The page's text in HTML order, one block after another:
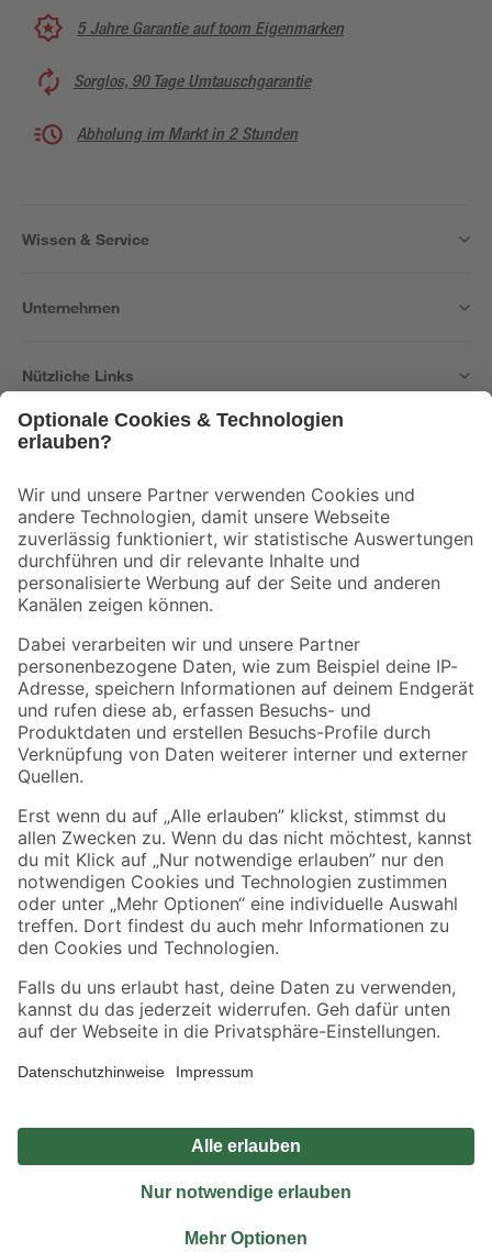
5 Jahre Garantie auf toom Eigenmarken
Sorglos, 90 Tage Umtauschgarantie
Abholung im Markt in 2 Stunden
Wissen & Service
Unternehmen
Nützliche Links
Der toom Newsletter: Keine Angebote und Aktionen mehr verpassen!
Zur Newsletter Anmeldung
Folge uns
Zahlungsarten Versandarten
Sicher einkaufen
Jetzt die toom-App herunterladen
Alle Preisangaben in EUR inkl. gesetzl. MwSt.. Die dargestellten Angebote sind unter
Umständen nicht in allen Märkten verfügbar. Die angegebenen Verfügbarkeiten beziehen
Produkte nur solange der Vorrat reicht.
*Paketversand ab 59 € versandkostenfrei, gilt nicht für Artikel mit Speditionsversand, hier
Privatsphäre Impressum
Nutzungsbedingungen
Widerrufsrecht
Vertrag widerrufen
© 2026 toom Baumarkt GmbH